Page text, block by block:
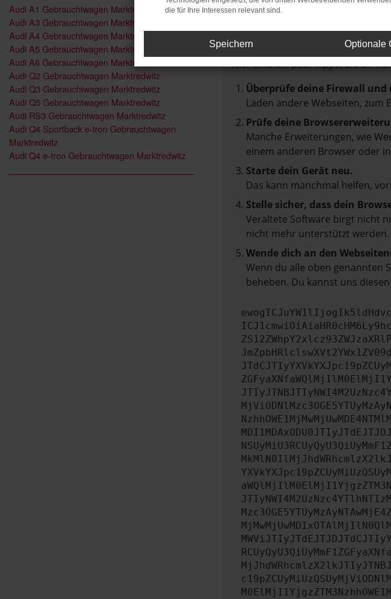
Audi A1 Gebrauchtwagen Marktredwitz
Audi A3 Gebrauchtwagen Marktredwitz
Audi A4 Gebrauchtwagen Marktredwitz
Audi A5 Gebrauchtwagen Marktredwitz
Audi A6 Gebrauchtwagen Marktredwitz
Audi Q2 Gebrauchtwagen Marktredwitz
Audi Q3 Gebrauchtwagen Marktredwitz
Audi Q5 Gebrauchtwagen Marktredwitz
Audi RS3 Gebrauchtwagen Marktredwitz
Audi Q4 Sportback e-tron Gebrauchtwagen
Marktredwitz
Audi Q4 e-tron Gebrauchtwagen Marktredwitz
FEHLER:
Beim Laden ist ein Fehler
Hier sind ein paar Tipps, die dir
Überprüfe deine Firewall
Laden andere Webseiten, zum
Prüfe deine
Manche Erweiterungen, wie
einem anderen Browser oder
Starte dein Gerät neu.
Das kann manchmal helfen,
Stelle sicher, dass dein
Veraltete Software birgt nicht
nicht mehr unterstützt werden.
Wende dich an den
Wenn du alle oben genannten
beheben. Du kannst uns
die für Ihre Interessen relevant sind.
Speichern Optionale